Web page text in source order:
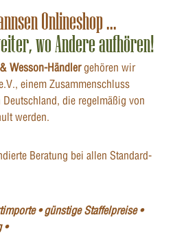
Onlineshop ...
wo Andere aufhören!
Wesson-Händlergehören wir
einem Zusammenschluss
die regelmäßig von
werden.
Beratung bei allen Standard-
• günstige Staffelpreise •
•